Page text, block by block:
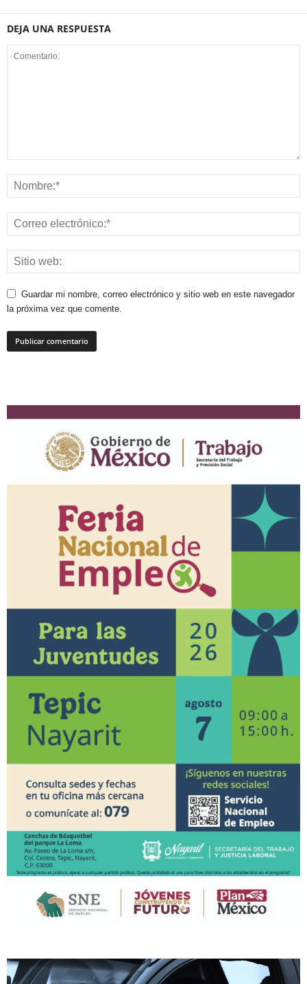
DEJA UNA RESPUESTA
Guardar mi nombre, correo electrónico y sitio web en este navegador
la próxima vez que comente.